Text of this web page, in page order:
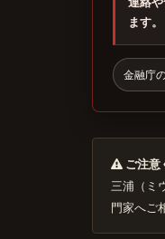
ます。
金融庁
ご注意
三浦（ミ
門家へご